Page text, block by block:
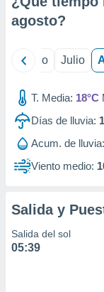
e
publicidad
publicidad
de
agosto?
Junio Julio
T. Media: 18°C
Días de lluvia:
Acum. de lluvia:
Viento medio:
Salida y
Salida del sol
05:39